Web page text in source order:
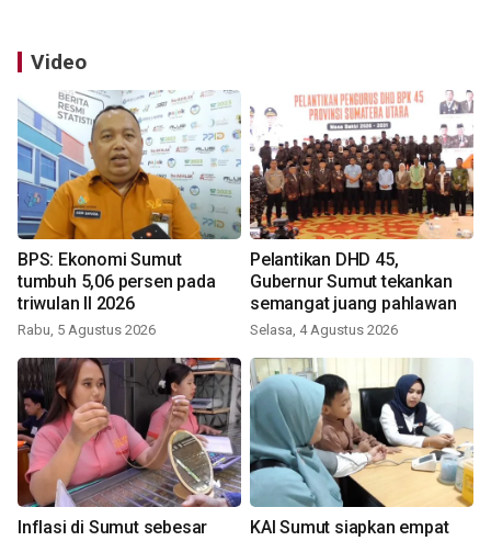
Video
BPS: Ekonomi Sumut
tumbuh 5,06 persen pada
triwulan II 2026
Rabu, 5 Agustus 2026
Pelantikan DHD 45,
Gubernur Sumut tekankan
semangat juang pahlawan
Selasa, 4 Agustus 2026
Inflasi di Sumut sebesar
KAI Sumut siapkan empat